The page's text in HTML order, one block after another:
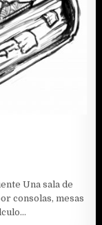
Una sala de
consolas, mesas